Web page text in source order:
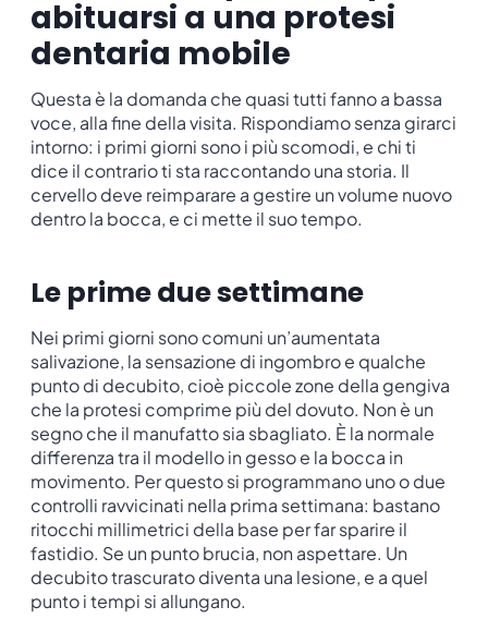
abituarsi a una protesi
dentaria mobile
Questa è la domanda che quasi tutti fanno a bassa
voce, alla fine della visita. Rispondiamo senza girarci
intorno: i primi giorni sono i più scomodi, e chi ti
dice il contrario ti sta raccontando una storia. Il
cervello deve reimparare a gestire un volume nuovo
dentro la bocca, e ci mette il suo tempo.
Le prime due settimane
Nei primi giorni sono comuni un’aumentata
salivazione, la sensazione di ingombro e qualche
punto di decubito, cioè piccole zone della gengiva
che la protesi comprime più del dovuto. Non è un
segno che il manufatto sia sbagliato. È la normale
differenza tra il modello in gesso e la bocca in
movimento. Per questo si programmano uno o due
controlli ravvicinati nella prima settimana: bastano
ritocchi millimetrici della base per far sparire il
fastidio. Se un punto brucia, non aspettare. Un
decubito trascurato diventa una lesione, e a quel
punto i tempi si allungano.